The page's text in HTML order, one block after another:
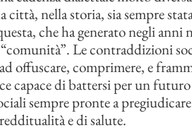
città, nella storia, sia sempre
che ha generato negli
Le contraddizioni
offuscare, comprimere, e
capace di battersi per un
sempre pronte a
e di salute.